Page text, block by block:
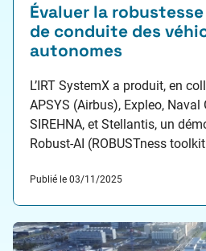
Évaluer la
de conduite des
autonomes
L’IRT SystemX a produit, en
APSYS (Airbus), Expleo,
SIREHNA, et Stellantis, un
Robust-AI (ROBUSTness
Publié le 03/11/2025